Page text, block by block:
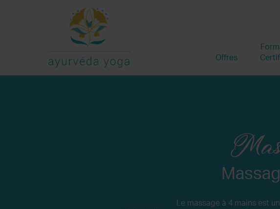
Offres
Le massage à 4 mains est